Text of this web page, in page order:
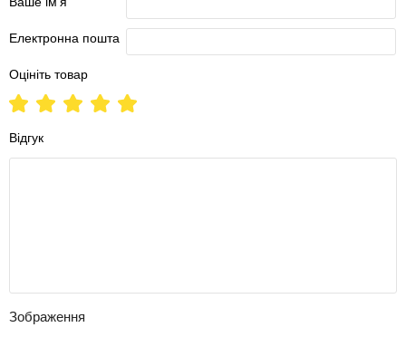
Електронна пошта
Оцініть товар
Відгук
Зображення